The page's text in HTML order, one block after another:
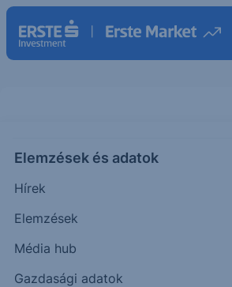
Elemzések és adatok
Hírek
Elemzések
Média hub
Gazdasági adatok
EPHYU(USA)
Epiphany Technology
USD
Időpont: -
Előző záró:
(26.08.07.)